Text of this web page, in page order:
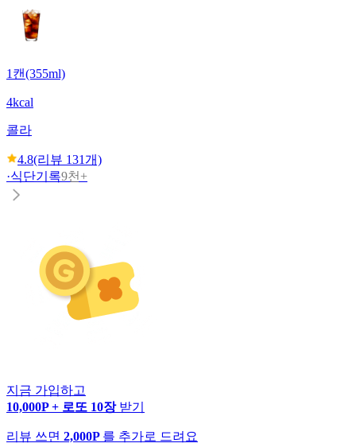
1캔(355ml)
4kcal
콜라
4.8(리뷰 131개)
·식단기록9천+
지금 가입하고
10,000P + 로또 10장 받기
리뷰 쓰면 2,000P 를 추가로 드려요